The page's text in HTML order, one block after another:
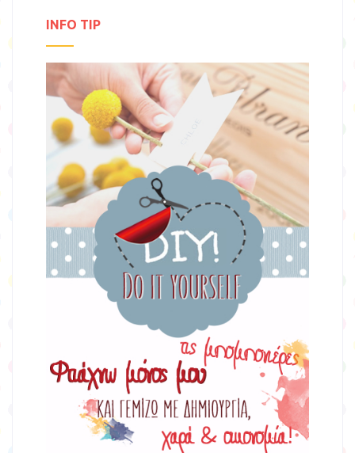
INFO TIP